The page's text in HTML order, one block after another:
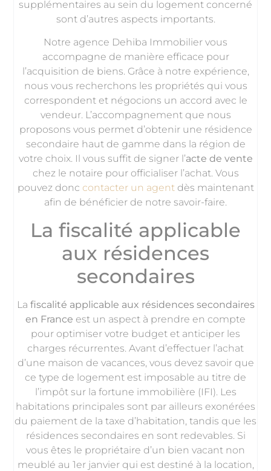
supplémentaires au sein du logement concerné
sont d’autres aspects importants.
Notre agence Dehiba Immobilier vous
accompagne de manière efficace pour
l’acquisition de biens. Grâce à notre expérience,
nous vous recherchons les propriétés qui vous
correspondent et négocions un accord avec le
vendeur. L’accompagnement que nous
proposons vous permet d’obtenir une résidence
secondaire haut de gamme dans la région de
votre choix. Il vous suffit de signer l’acte de vente
chez le notaire pour officialiser l’achat. Vous
pouvez donc contacter un agentdès maintenant
afin de bénéficier de notre savoir-faire.
La fiscalité applicable
aux résidences
secondaires
La fiscalité applicable aux résidences secondaires
en France est un aspect à prendre en compte
pour optimiser votre budget et anticiper les
charges récurrentes. Avant d’effectuer l’achat
d’une maison de vacances, vous devez savoir que
ce type de logement est imposable au titre de
l’impôt sur la fortune immobilière (IFI). Les
habitations principales sont par ailleurs exonérées
du paiement de la taxe d’habitation, tandis que les
résidences secondaires en sont redevables. Si
vous êtes le propriétaire d’un bien vacant non
meublé au 1er janvier qui est destiné à la location,